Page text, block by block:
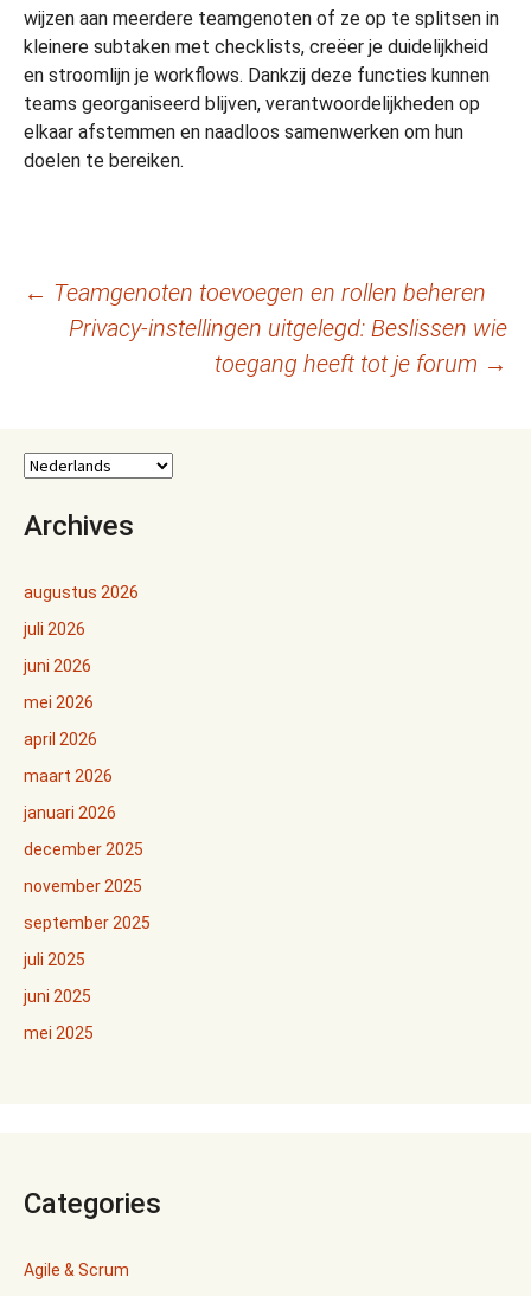
wijzen aan meerdere teamgenoten of ze op te splitsen in
kleinere subtaken met checklists, creëer je duidelijkheid
en stroomlijn je workflows. Dankzij deze functies kunnen
teams georganiseerd blijven, verantwoordelijkheden op
elkaar afstemmen en naadloos samenwerken om hun
doelen te bereiken.
Berichtnavigatie
← Teamgenoten toevoegen en rollen beheren
Privacy-instellingen uitgelegd: Beslissen wie
toegang heeft tot je forum →
Archives
augustus 2026
juli 2026
juni 2026
mei 2026
april 2026
maart 2026
januari 2026
december 2025
november 2025
september 2025
juli 2025
juni 2025
mei 2025
Categories
Agile & Scrum